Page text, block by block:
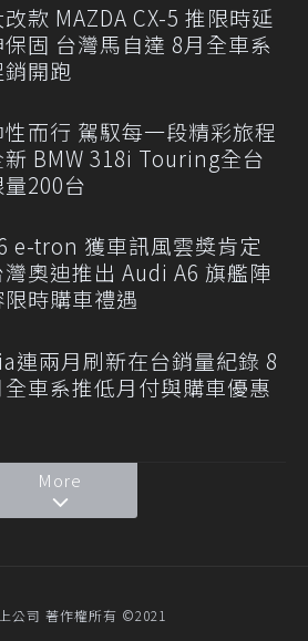
改款 MAZDA CX-5 推限時延
固 台灣馬自達 8月全車系
開跑
性而行 駕馭每一段精彩旅程
新 BMW 318i Touring全台
量200台
e-tron 獲車訊風雲獎肯定
灣奧迪推出 Audi A6 旗艦陣
限時購車禮遇
連兩月刷新在台銷量紀錄 8
全車系推低月付與購車優惠
More
公司 著作權所有 ©2021